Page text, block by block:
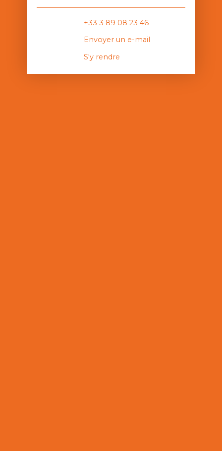
+33 3 89 08 23 46
Envoyer un e-mail
S'y rendre